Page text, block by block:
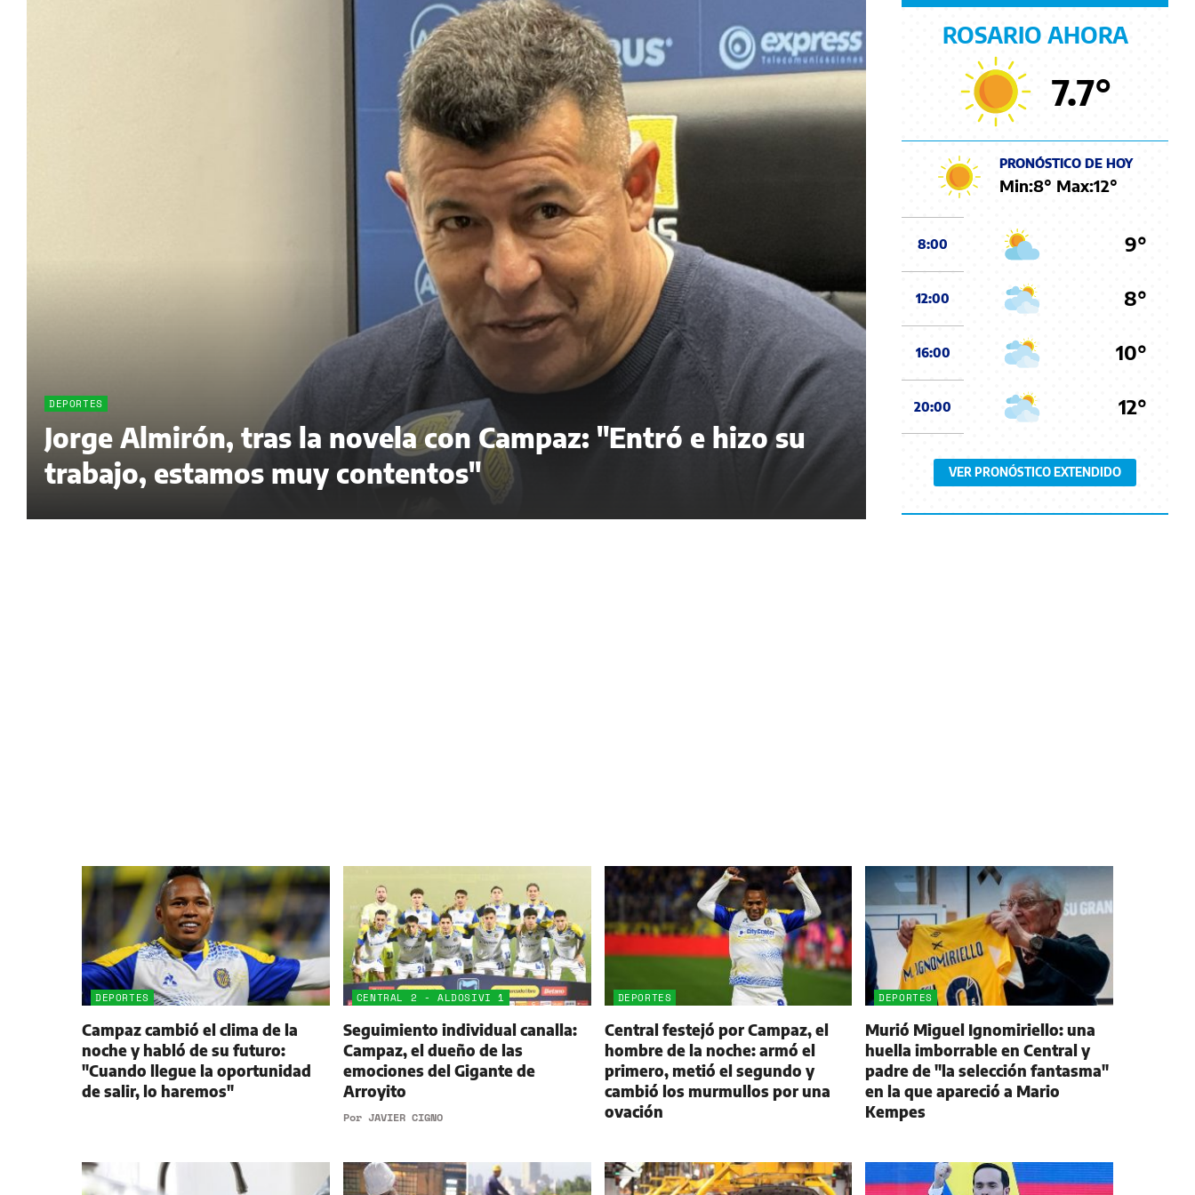
DEPORTES
Jorge Almirón, tras la novela con Campaz: "Entró e hizo su
trabajo, estamos muy contentos"
ROSARIO AHORA
7.7°
PRONÓSTICO DE HOY
Min:8° Max:12°
8:00 9°
12:00 8°
16:00 10°
20:00 12°
VER PRONÓSTICO EXTENDIDO
DEPORTES
Campaz cambió el clima de la
noche y habló de su futuro:
"Cuando llegue la oportunidad
de salir, lo haremos"
CENTRAL 2 - ALDOSIVI 1
Seguimiento individual canalla:
Campaz, el dueño de las
emociones del Gigante de
Arroyito
Por JAVIER CIGNO
DEPORTES
Central festejó por Campaz, el
hombre de la noche: armó el
primero, metió el segundo y
cambió los murmullos por una
ovación
DEPORTES
Murió Miguel Ignomiriello: una
huella imborrable en Central y
padre de "la selección fantasma"
en la que apareció a Mario
Kempes